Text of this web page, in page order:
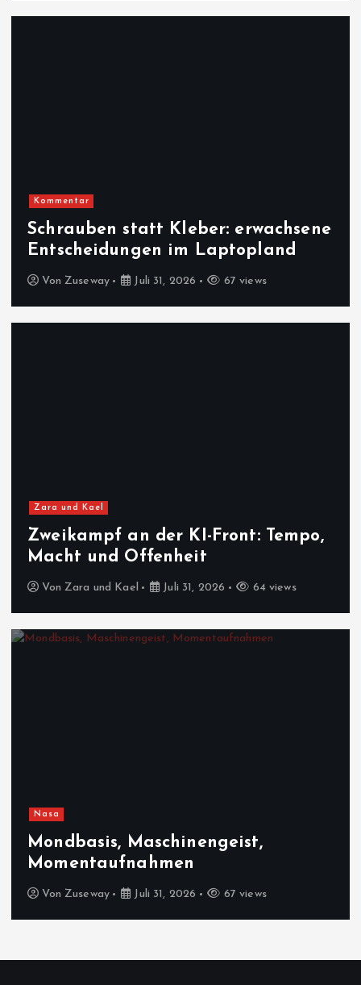
Kommentar
Schrauben statt Kleber: erwachsene
Entscheidungen im Laptopland
Von Zuseway Juli 31, 2026 67 views
Zara und Kael
Zweikampf an der KI-Front: Tempo,
Macht und Offenheit
Von Zara und Kael Juli 31, 2026 64 views
Nasa
Mondbasis, Maschinengeist,
Momentaufnahmen
Von Zuseway Juli 31, 2026 67 views